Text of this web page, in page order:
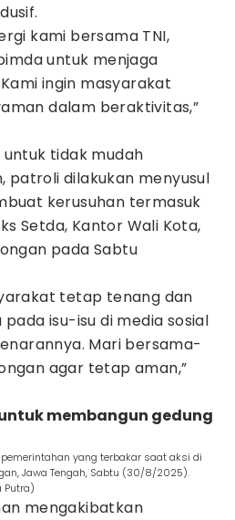
kami bersama TNI,
untuk menjaga
ingin masyarakat
dalam beraktivitas,”
tidak mudah
patroli dilakukan menyusul
kerusuhan termasuk
Setda, Kantor Wali Kota,
pada Sabtu
tetap tenang dan
isu-isu di media sosial
Mari bersama-
agar tetap aman,”
membangun gedung
yang terbakar saat aksi di
Jawa Tengah, Sabtu (30/8/2025).
Putra)
mengakibatkan